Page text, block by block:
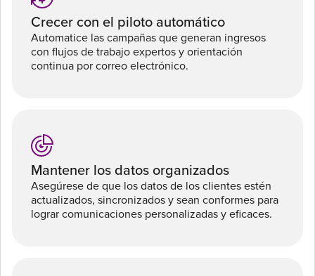
Crecer con el piloto automático
Automatice las campañas que generan ingresos
con flujos de trabajo expertos y orientación
continua por correo electrónico.
Mantener los datos organizados
Asegúrese de que los datos de los clientes estén
actualizados, sincronizados y sean conformes para
lograr comunicaciones personalizadas y eficaces.